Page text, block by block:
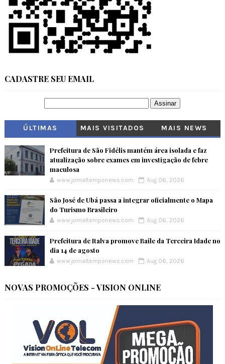
CADASTRE SEU EMAIL
ÚLTIMAS MAIS VISITADOS MAIS NEWS
Prefeitura de São Fidélis mantém área isolada e faz
atualização sobre exames em investigação de febre
maculosa
www.jornaltemponews.com Aug 06, 2026
São José de Ubá passa a integrar oficialmente o Mapa
do Turismo Brasileiro
www.jornaltemponews.com Aug 06, 2026
Prefeitura de Italva promove Baile da Terceira Idade no
dia 14 de agosto
www.jornaltemponews.com Aug 06, 2026
NOVAS PROMOÇÕES - VISION ONLINE